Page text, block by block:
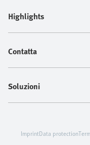
Highlights
Contatta
Soluzioni
ImprintData protection